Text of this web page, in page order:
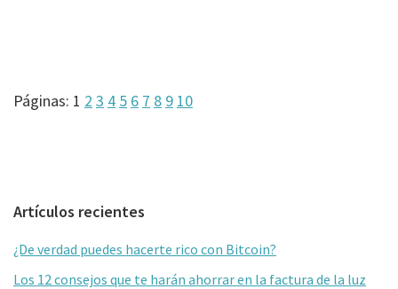
Páginas: Página
1 Página
2 Página
3 Página
4 Página
5 Página
6 Página
7 Página
8 Página
9 Página
10
Barra
lateral
primaria
Artículos recientes
¿De verdad puedes hacerte rico con Bitcoin?
Los 12 consejos que te harán ahorrar en la factura de la luz